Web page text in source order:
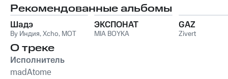
Рекомендованные альбомы
Шадэ
By Индия,Xcho, MOT
ЭКСПОНАТ
MIA BOYKA
GAZ
Zivert
О треке
Исполнитель
madAtome